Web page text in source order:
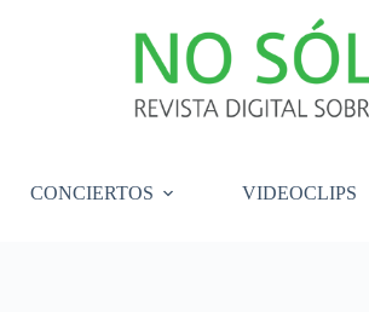
CONCIERTOS VIDEOCLIPS